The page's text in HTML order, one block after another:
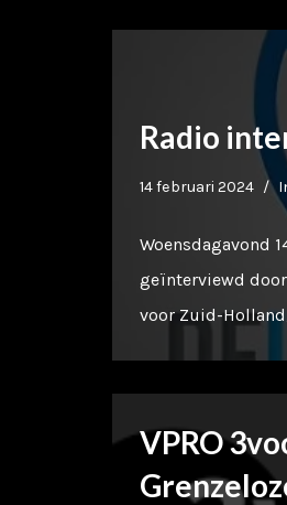
Radio
14 februari 2024
Woensdagavond
geïnterviewd door
voor Zuid-
VPRO